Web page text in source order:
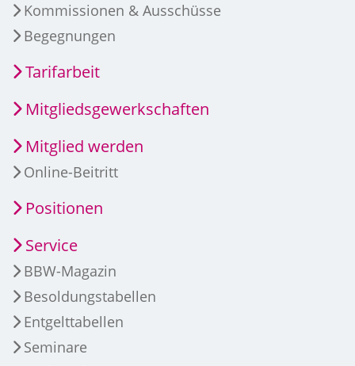
Kommissionen & Ausschüsse
Begegnungen
Tarifarbeit
Mitgliedsgewerkschaften
Mitglied werden
Online-Beitritt
Positionen
Service
BBW-Magazin
Besoldungstabellen
Entgelttabellen
Seminare